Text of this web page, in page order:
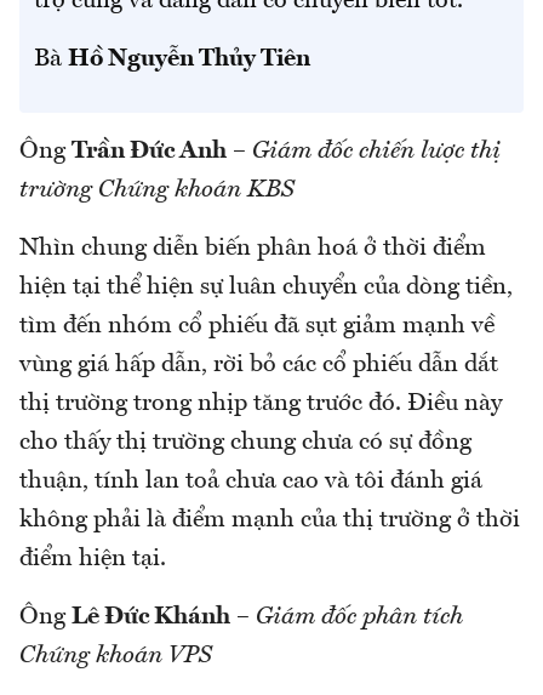
Bà Hồ Nguyễn Thủy Tiên
Ông Trần Đức Anh – Giám đốc chiến lược thị
trường Chứng khoán KBS
Nhìn chung diễn biến phân hoá ở thời điểm
hiện tại thể hiện sự luân chuyển của dòng tiền,
tìm đến nhóm cổ phiếu đã sụt giảm mạnh về
vùng giá hấp dẫn, rời bỏ các cổ phiếu dẫn dắt
thị trường trong nhịp tăng trước đó. Điều này
cho thấy thị trường chung chưa có sự đồng
thuận, tính lan toả chưa cao và tôi đánh giá
không phải là điểm mạnh của thị trường ở thời
điểm hiện tại.
Ông Lê Đức Khánh – Giám đốc phân tích
Chứng khoán VPS